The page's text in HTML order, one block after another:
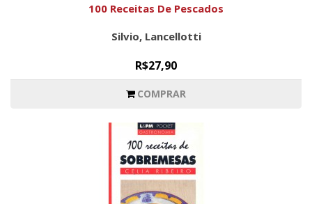
100 Receitas De Pescados
Silvio, Lancellotti
R$27,90
COMPRAR